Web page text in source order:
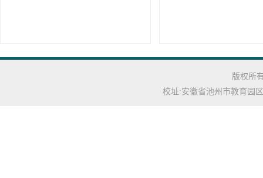
版权所
校址:安徽省池州市教育园